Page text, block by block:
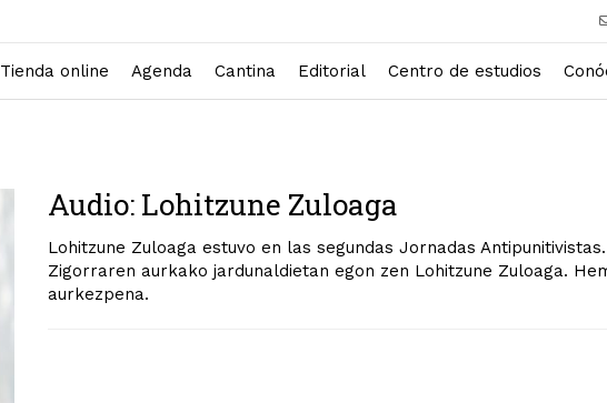
Tienda online Agenda Cantina Editorial Centro de estudios
Audio: Lohitzune Zuloaga
Lohitzune Zuloaga estuvo en las segundas Jornadas
Zigorraren aurkako jardunaldietan egon zen Lohitzune Zuloaga.
aurkezpena.